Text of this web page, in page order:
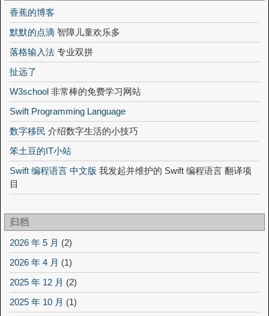
香蕉的博客
默默的点滴 智障儿童欢乐多
落格输入法 专业双拼
扯远了
W3school 非常棒的免费学习网站
Swift Programming Language
数字移民 介绍数字生活的小技巧
笨土豆的IT小站
Swift 编程语言 中文版 我发起并维护的 Swift 编程语言 翻译项
目
归档
2026 年 5 月 (2)
2026 年 4 月 (1)
2025 年 12 月 (2)
2025 年 10 月 (1)